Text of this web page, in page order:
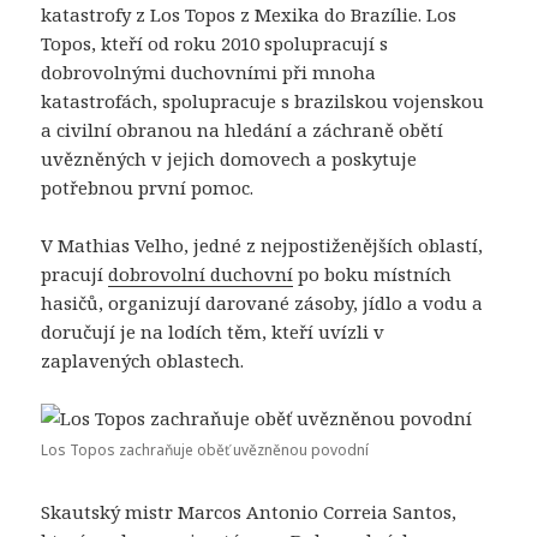
katastrofy z Los Topos z Mexika do Brazílie. Los
Topos, kteří od roku 2010 spolupracují s
dobrovolnými duchovními při mnoha
katastrofách, spolupracuje s brazilskou vojenskou
a civilní obranou na hledání a záchraně obětí
uvězněných v jejich domovech a poskytuje
potřebnou první pomoc.
V Mathias Velho, jedné z nejpostiženějších oblastí,
pracujídobrovolní duchovní po boku místních
hasičů, organizují darované zásoby, jídlo a vodu a
doručují je na lodích těm, kteří uvízli v
zaplavených oblastech.
Los Topos zachraňuje oběť uvězněnou povodní
Skautský mistr Marcos Antonio Correia Santos,